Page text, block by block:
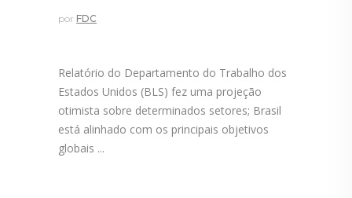
por FDC
Relatório do Departamento do Trabalho dos
Estados Unidos (BLS) fez uma projeção
otimista sobre determinados setores; Brasil
está alinhado com os principais objetivos
globais